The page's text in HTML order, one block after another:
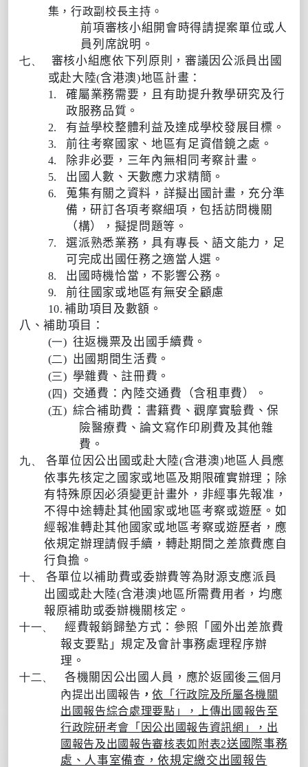
集，行政副校長主持。
前項審核小組開會時得請提案單位或人
員列席說明。
七、
審核小組應依下列原則，審議因公派員出國
或赴大陸(含港澳)地區計畫：
1.
確屬業務需要，且有助提升教學研究及行
政服務品質。
2. 有益學校整體利益及達成學校發展目標。
3. 前往考察國家、地區有足資借鏡之處。
4. 除非必要，三年內無相同考察計畫。
5. 出國人數、天數應力求精簡。
6.
蒐集有關之資料，詳擬出國計畫，充分準
備，研訂各項考察細項，包括訪問機關
（構），擬提問題等。
7.
選派熟悉業務，具有專長、語文能力，足
可完成出國任務之適當人選。
8. 出國時機恰當，不影響公務。
9. 前往國家或地區有無安全顧慮
10. 補助項目及數額。
八、補助項目：
(一) 往返機票及出國手續費。
(二) 出國期間生活費。
(三) 學雜費、註冊費。
(四) 交通費：內陸交通費（含租車費）。
(五) 綜合補助費：書籍費、觀摩實驗費、保
險醫療費、論文寫作印刷費及其他雜
費。
九、 各單位因公出國或赴大陸(含港澳)地區人員應
依事先核定之國家或地區及期限確實辦理；除
有特殊原因必須變更計畫外，非經事先報准，
不得中途轉赴其他國家或地區考察或遊歷。如
經報准轉赴其他國家或地區考察或遊歷者，應
依規定辦理請假手續，轉赴期間之差旅費應自
行負擔。
十、
各單位以補助費或委辦費等為財源支應派員
出國或赴大陸(含港澳)地區所需費用者，均應
報原補助或委辦機關核定。
十一、
經費報銷歸墊方式：參照「國外出差旅費
報支要點」規定及會計事務處理程序辦
理。
十二、 各機關因公出國人員，應於返國後 三個月
內提出出國報告 ，依「行政院及所屬各機關
出國報告綜合處理要點」，上傳出國報告至
行政院研考會「因公出國報告資訊網」，出
國報告及出國報告審核表如附表2送國際事務
處、人事室備查，依規定繳交出國報告